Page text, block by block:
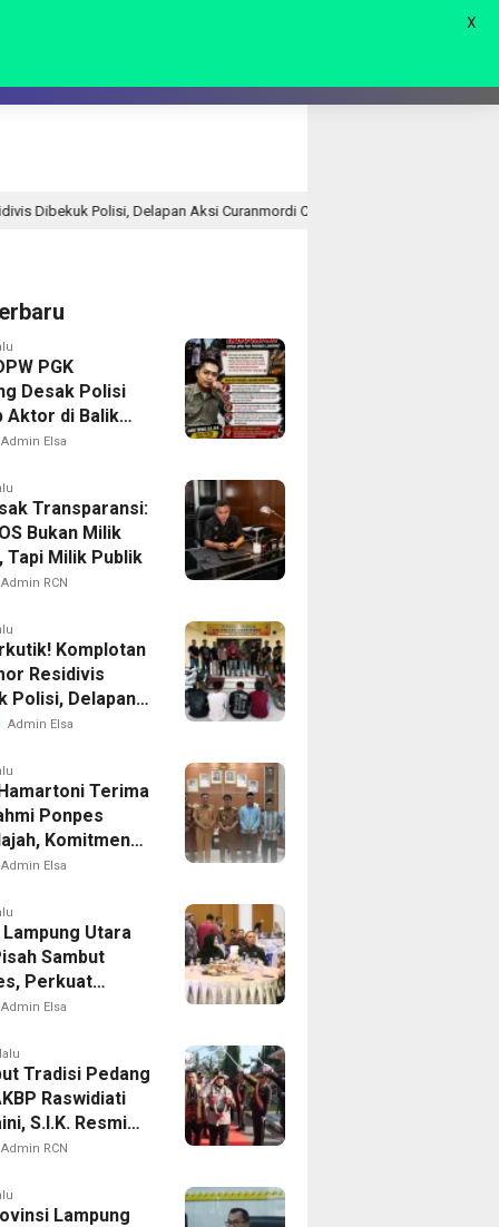
Aksi Curanmordi Candipuro Terungkap
PGK
Desak Polisi
Aktor di Balik
Aksi Damai
Demokrasi
Admin Elsa
Transparansi:
Bukan Milik
Tapi Milik Publik
Admin RCN
Komplotan
Residivis
Polisi, Delapan
Admin Elsa
Terima
Ponpes
Komitmen
Admin Elsa
Utara
Sambut
Perkuat
Kamtibmas
Admin Elsa
Tradisi Pedang
Raswidiati
S.I.K. Resmi
Lampung
Admin RCN
Lampung
X